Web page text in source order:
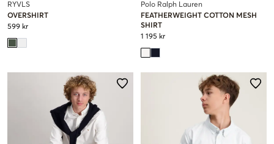
RYVLS
OVERSHIRT
599 kr
Polo Ralph Lauren
FEATHERWEIGHT COTTON MESH
SHIRT
1 195 kr